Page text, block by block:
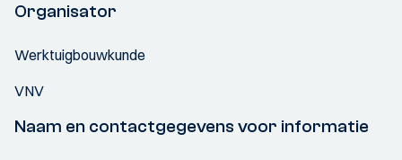
Organisator
Werktuigbouwkunde
VNV
Naam en contactgegevens voor informatie